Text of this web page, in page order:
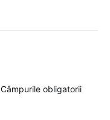
Câmpurile obligatorii